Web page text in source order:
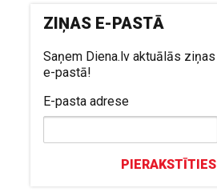
ZIŅAS E-PASTĀ
Saņem Diena.lv aktuālās ziņas
e-pastā!
E-pasta adrese
PIERAKSTĪTIES